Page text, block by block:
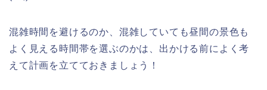
混雑時間を避けるのか、混雑していても昼間の景色も
よく見える時間帯を選ぶのかは、出かける前によく考
えて計画を立てておきましょう！